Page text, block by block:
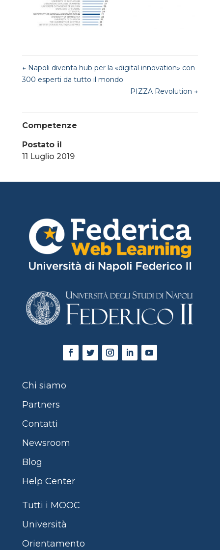
←Napoli diventa hub per la «digital innovation» con
300 esperti da tutto il mondo
PIZZA Revolution →
Competenze
Postato il
11 Luglio 2019
Chi siamo
Partners
Contatti
Newsroom
Blog
Help Center
Tutti i MOOC
Università
Orientamento